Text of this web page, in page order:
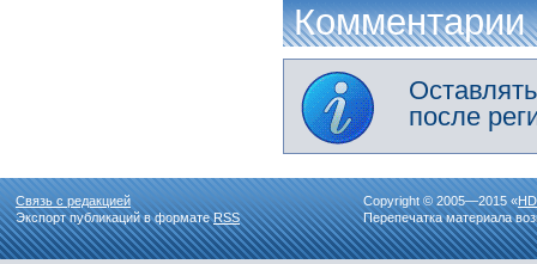
Комментарии
после
Связь с редакцией
Экспорт публикаций в форматеRSS
Copyright © 2005—2015 «
Перепечатка материала